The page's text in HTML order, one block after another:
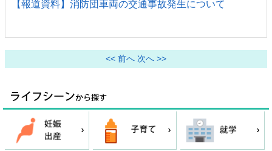
【報道資料】消防団車両の交通事故発生について
<< 前へ 次へ >>